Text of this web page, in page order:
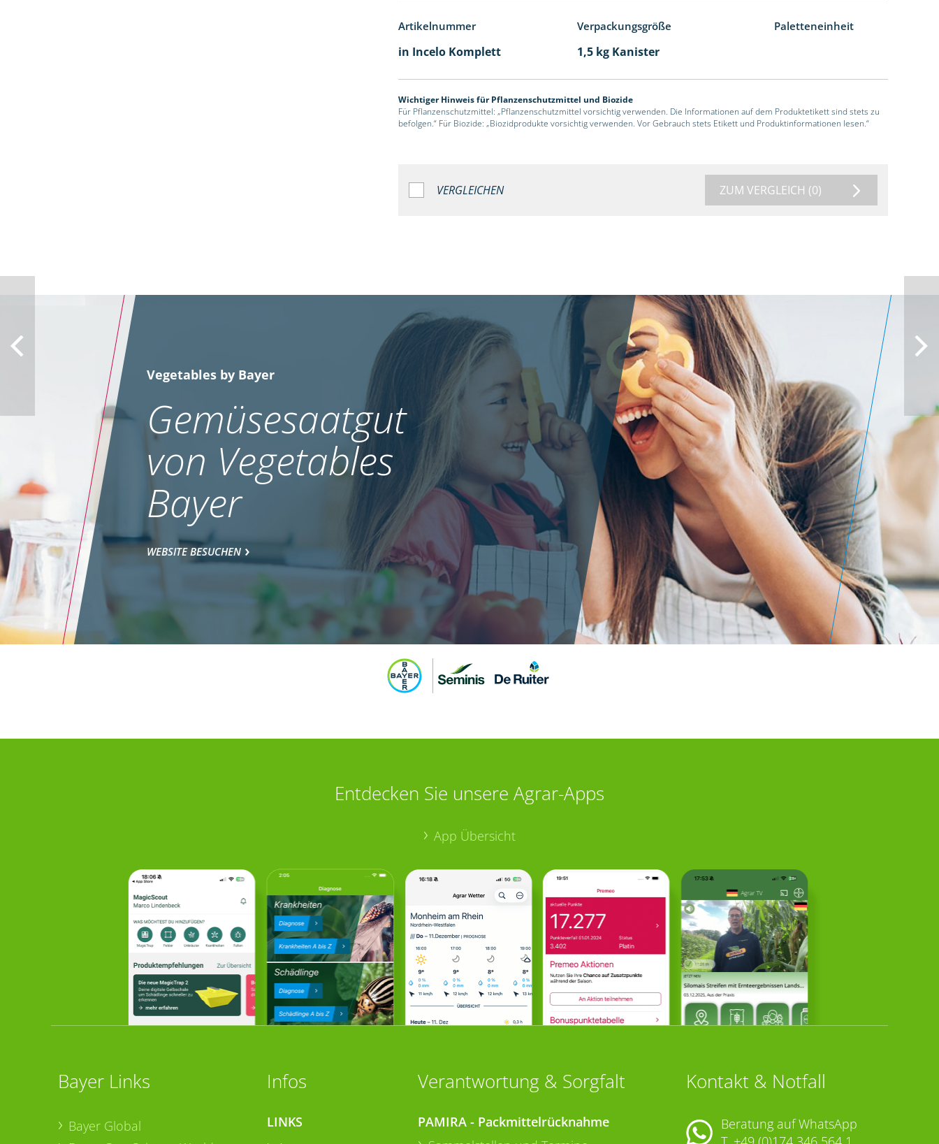
Artikelnummer Verpackungsgröße Paletteneinheit
in Incelo Komplett 1,5 kg Kanister
Wichtiger Hinweis für Pflanzenschutzmittel und Biozide
Für Pflanzenschutzmittel: „Pflanzenschutzmittel vorsichtig verwenden. Die Informationen auf dem Produktetikett sind stets zu
befolgen.“ Für Biozide: „Biozidprodukte vorsichtig verwenden. Vor Gebrauch stets Etikett und Produktinformationen lesen.“
VERGLEICHEN ZUM VERGLEICH (0)
Vegetables by Bayer
Gemüsesaatgut
von Vegetables
Bayer
WEBSITE BESUCHEN
Entdecken Sie unsere Agrar-Apps
App Übersicht
Bayer Links
Bayer Global
Infos
LINKS
Verantwortung & Sorgfalt
PAMIRA - Packmittelrücknahme
Kontakt & Notfall
Beratung auf WhatsApp